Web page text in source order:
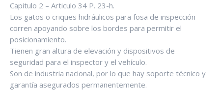
Capitulo 2 – Articulo 34 P. 23-h.
Los gatos o criques hidráulicos para fosa de inspección
corren apoyando sobre los bordes para permitir el
posicionamiento.
Tienen gran altura de elevación y dispositivos de
seguridad para el inspector y el vehículo.
Son de industria nacional, por lo que hay soporte técnico y
garantía asegurados permanentemente.